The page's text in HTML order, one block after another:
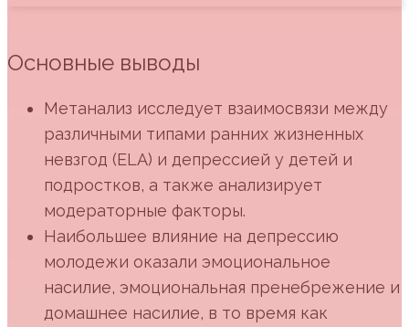
Основные выводы
Метанализ исследует взаимосвязи между
различными типами ранних жизненных
невзгод (ELA) и депрессией у детей и
подростков, а также анализирует
модераторные факторы.
Наибольшее влияние на депрессию
молодежи оказали эмоциональное
насилие, эмоциональная пренебрежение и
домашнее насилие, в то время как